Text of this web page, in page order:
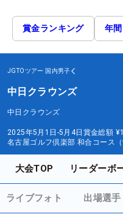
賞金ランキング 年
JGTOツアー 国内男子
中日クラウンズ
中日クラウンズ
2025年5月1日-5月4日 賞金総額
名古屋ゴルフ倶楽部 和合コース（
大会TOP リーダーボ
ライブフォト 出場選手